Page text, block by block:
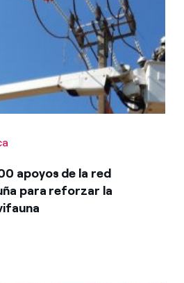
apoyos de la red
para reforzar la